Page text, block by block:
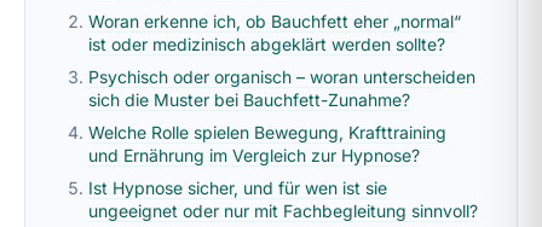
Woran erkenne ich, ob Bauchfett eher „normal“
ist oder medizinisch abgeklärt werden sollte?
Psychisch oder organisch – woran unterscheiden
sich die Muster bei Bauchfett-Zunahme?
Welche Rolle spielen Bewegung, Krafttraining
und Ernährung im Vergleich zur Hypnose?
Ist Hypnose sicher, und für wen ist sie
ungeeignet oder nur mit Fachbegleitung sinnvoll?